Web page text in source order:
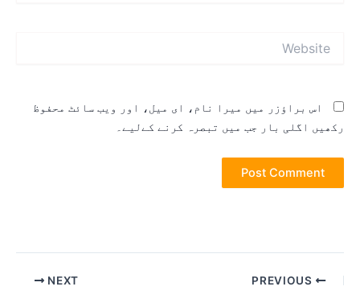
اس براؤزر میں میرا نام، ای میل، اور ویب سائٹ محفوظ
اگلی بار جب میں تبصرہ کرنے کےلیے۔
NEXT